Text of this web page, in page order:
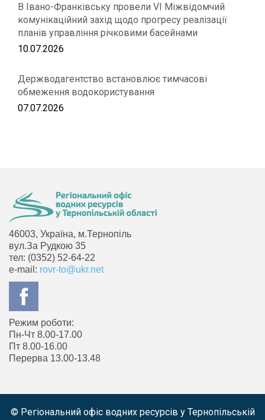
В Івано-Франківську провели VІ Міжвідомчий
комунікаційний захід щодо прогресу реалізації
планів управління річковими басейнами
10.07.2026
Держводагентство встановлює тимчасові
обмеження водокористування
07.07.2026
46003, Україна, м.Тернопіль
вул.За Рудкою 35
тел: (0352) 52-64-22
e-mail: rovr-to@ukr.net
Режим роботи:
Пн-Чт 8.00-17.00
Пт 8.00-16.00
Перерва 13.00-13.48
© Регіональний офіс водних ресурсів у Тернопільській